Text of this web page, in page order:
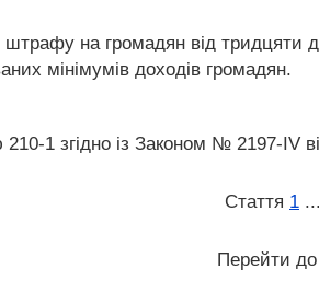
на громадян від тридцяти
мінімумів доходів громадян.
1 згідно із Законом № 2197-IV
Стаття 1 ...
Перейти до